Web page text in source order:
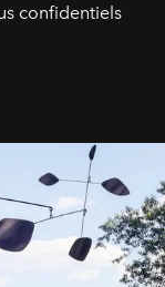
confidentiels